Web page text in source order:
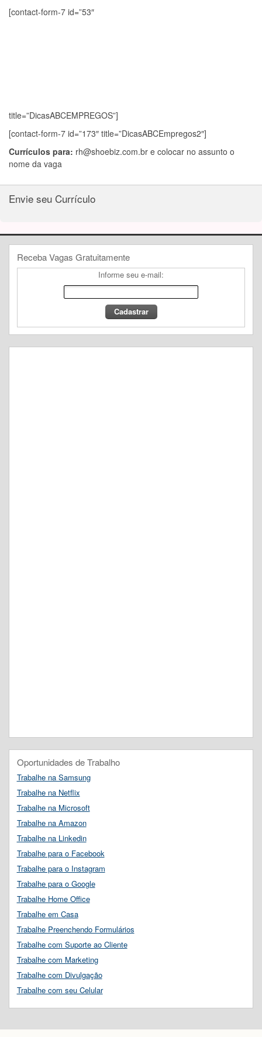
[contact-form-7 id=”53″
title=”DicasABCEMPREGOS”]
[contact-form-7 id=”173″ title=”DicasABCEmpregos2″]
Currículos para: rh@shoebiz.com.br e colocar no assunto o
nome da vaga
Envie seu Currículo
Receba Vagas Gratuitamente
Informe seu e-mail:
Oportunidades de Trabalho
Trabalhe na Samsung
Trabalhe na Netflix
Trabalhe na Microsoft
Trabalhe na Amazon
Trabalhe na Linkedin
Trabalhe para o Facebook
Trabalhe para o Instagram
Trabalhe para o Google
Trabalhe Home Office
Trabalhe em Casa
Trabalhe Preenchendo Formulários
Trabalhe com Suporte ao Cliente
Trabalhe com Marketing
Trabalhe com Divulgação
Trabalhe com seu Celular